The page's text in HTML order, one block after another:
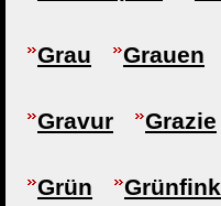
Grau Grauen
Gravur Grazie
Grün Grünfink